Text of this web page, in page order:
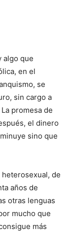
algo que
en el
se
sin cargo a
promesa de
el dinero
sino que
de
años de
otras lenguas
mucho que
más